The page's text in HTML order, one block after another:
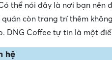
thể nói đây là nơi bạn nên
quán còn trang trí thêm
DNG Coffee tự tin là một
hệ